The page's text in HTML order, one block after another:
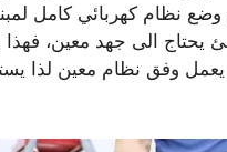
نظام كهربائي كامل
يحتاج الى جهد معين،
يعمل وفق نظام معين لذا